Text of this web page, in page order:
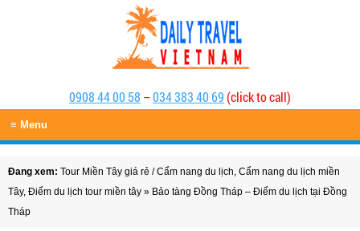
0908 44 00 58 –034 383 40 69 (click to call)
≡ Menu
Đang xem: Tour Miền Tây giá rẻ /Cẩm nang du lịch, Cẩm nang du lịch miền
Tây, Điểm du lịch tour miền tây » Bảo tàng Đồng Tháp – Điểm du lịch tại Đồng
Tháp